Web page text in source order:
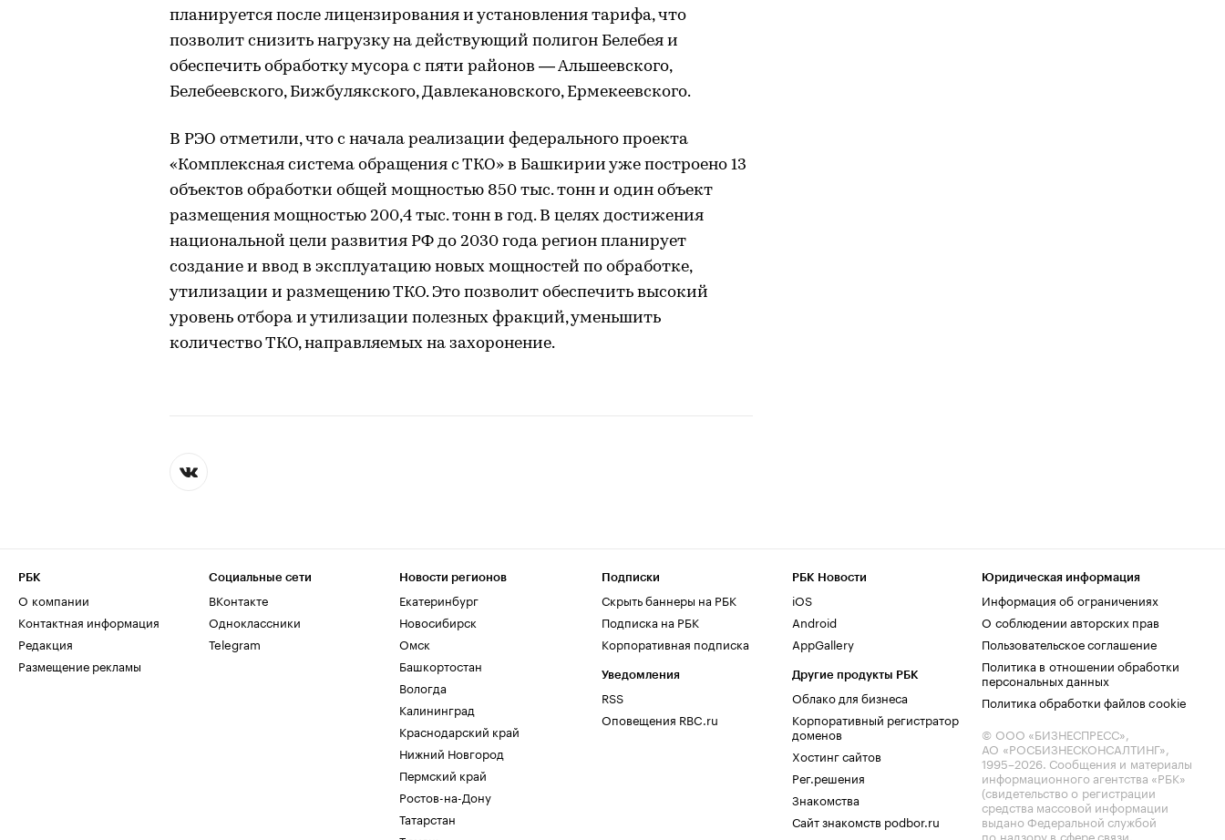
планируется после лицензирования и установления тарифа, что
позволит снизить нагрузку на действующий полигон Белебея и
обеспечить обработку мусора с пяти районов — Альшеевского,
Белебеевского, Бижбулякского, Давлекановского, Ермекеевского.
В РЭО отметили, что с начала реализации федерального проекта
«Комплексная система обращения с ТКО» в Башкирии уже построено 13
объектов обработки общей мощностью 850 тыс. тонн и один объект
размещения мощностью 200,4 тыс. тонн в год. В целях достижения
национальной цели развития РФ до 2030 года регион планирует
создание и ввод в эксплуатацию новых мощностей по обработке,
утилизации и размещению ТКО. Это позволит обеспечить высокий
уровень отбора и утилизации полезных фракций, уменьшить
количество ТКО, направляемых на захоронение.
РБК
О компании
Контактная информация
Редакция
Размещение рекламы
Социальные сети
ВКонтакте
Одноклассники
Telegram
Новости регионов
Екатеринбург
Новосибирск
Омск
Башкортостан
Вологда
Калининград
Краснодарский край
Нижний Новгород
Пермский край
Ростов-на-Дону
Татарстан
Подписки
Скрыть баннеры на РБК
Подписка на РБК
Корпоративная подписка
Уведомления
RSS
Оповещения RBC.ru
РБК Новости
iOS
Android
AppGallery
Другие продукты РБК
Облако для бизнеса
Корпоративный регистратор
доменов
Хостинг сайтов
Рег.решения
Знакомства
Сайт знакомств podbor.ru
Юридическая информация
Информация об ограничениях
О соблюдении авторских прав
Пользовательское соглашение
Политика в отношении обработки
персональных данных
Политика обработки файлов cookie
© ООО «БИЗНЕСПРЕСС»,
АО «РОСБИЗНЕСКОНСАЛТИНГ»,
1995–2026. Сообщения и материалы
информационного агентства «РБК»
(свидетельство о регистрации
средства массовой информации
выдано Федеральной службой
по надзору в сфере связи,